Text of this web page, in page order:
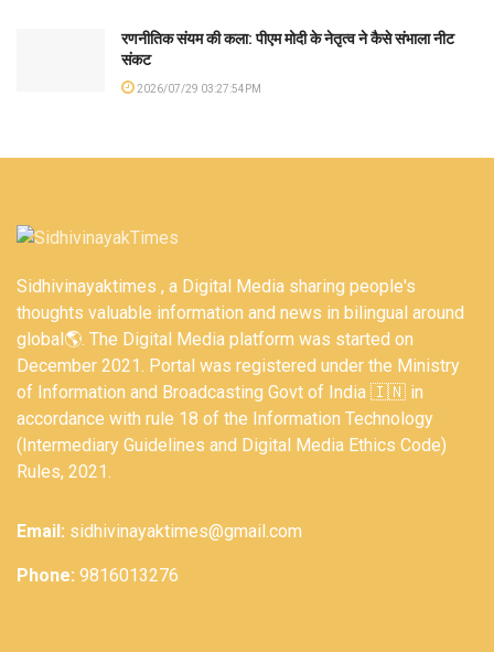
रणनीतिक संयम की कला: पीएम मोदी के नेतृत्व ने कैसे संभाला नीट
संकट
2026/07/29 03:27:54PM
Sidhivinayaktimes , a Digital Media sharing people's
thoughts valuable information and news in bilingual around
global🌎. The Digital Media platform was started on
December 2021. Portal was registered under the Ministry
of Information and Broadcasting Govt of India 🇮🇳 in
accordance with rule 18 of the Information Technology
(Intermediary Guidelines and Digital Media Ethics Code)
Rules, 2021.
Email: sidhivinayaktimes@gmail.com
Phone: 9816013276